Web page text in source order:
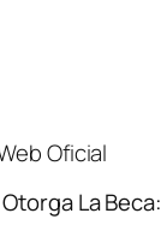
Oficial
La Beca: